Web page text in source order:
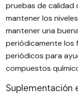
pruebas de calidad
mantener los
mantener una
periódicamente los
periódicos para
compuestos
Suplementación